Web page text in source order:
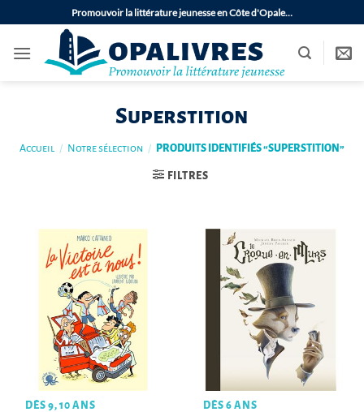
au
contenu
Promouvoir la littérature jeunesse en Côte d'Opale…
Superstition
Accueil / Notre sélection / PRODUITS IDENTIFIÉS “SUPERSTITION”
FILTRES
DÈS 9, 10 ANS DÈS 6 ANS